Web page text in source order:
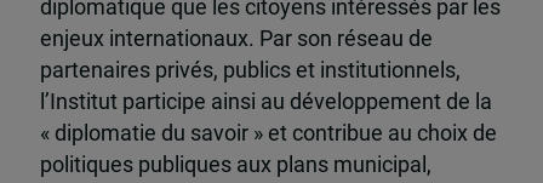
diplomatique que les citoyens intéressés par les
enjeux internationaux. Par son réseau de
partenaires privés, publics et institutionnels,
l’Institut participe ainsi au développement de la
« diplomatie du savoir » et contribue au choix de
politiques publiques aux plans municipal,